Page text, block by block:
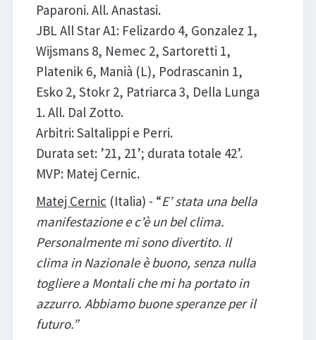
Paparoni. All. Anastasi.
JBL All Star A1: Felizardo 4, Gonzalez 1,
Wijsmans 8, Nemec 2, Sartoretti 1,
Platenik 6, Manià (L), Podrascanin 1,
Esko 2, Stokr 2, Patriarca 3, Della Lunga
1. All. Dal Zotto.
Arbitri: Saltalippi e Perri.
Durata set: ’21, 21’; durata totale 42’.
MVP: Matej Cernic.
Matej Cernic (Italia) - “E’ stata una bella
manifestazione e c’è un bel clima.
Personalmente mi sono divertito. Il
clima in Nazionale è buono, senza nulla
togliere a Montali che mi ha portato in
azzurro. Abbiamo buone speranze per il
futuro.”